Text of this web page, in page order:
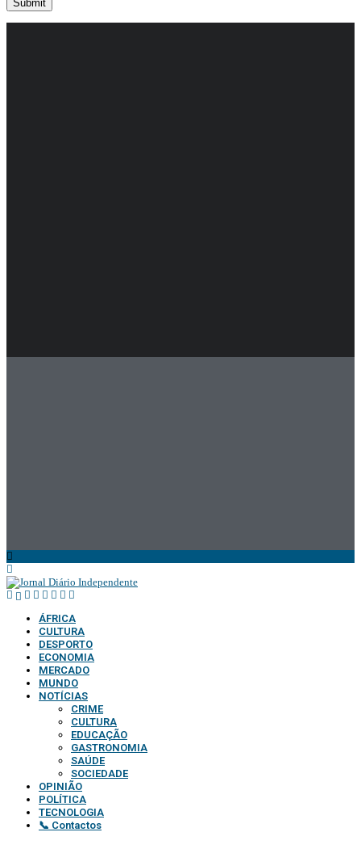
ÁFRICA
CULTURA
DESPORTO
ECONOMIA
MERCADO
MUNDO
NOTÍCIAS
CRIME
CULTURA
EDUCAÇÃO
GASTRONOMIA
SAÚDE
SOCIEDADE
OPINIÃO
POLÍTICA
TECNOLOGIA
📞 Contactos